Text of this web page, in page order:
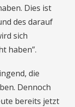
Dies ist
des darauf
sich
haben”.
die
Dennoch
bereits jetzt